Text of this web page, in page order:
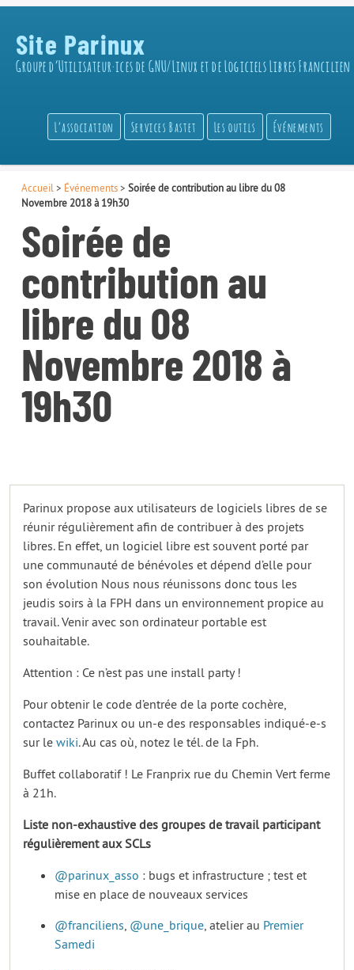
Site Parinux
Groupe d’Utilisateur·ices de GNU/Linux et de Logiciels Libres Francilien
L’association Services Bastet Les outils Événements
Accueil > Événements> Soirée de contribution au libre du 08
Novembre 2018 à 19h30
Soirée de
contribution au
libre du 08
Novembre 2018 à
19h30
Parinux propose aux utilisateurs de logiciels libres de se
réunir régulièrement afin de contribuer à des projets
libres. En effet, un logiciel libre est souvent porté par
une communauté de bénévoles et dépend d’elle pour
son évolution Nous nous réunissons donc tous les
jeudis soirs à la FPH dans un environnement propice au
travail. Venir avec son ordinateur portable est
souhaitable.
Attention : Ce n’est pas une install party !
Pour obtenir le code d’entrée de la porte cochère,
contactez Parinux ou un-e des responsables indiqué-e-s
sur le wiki. Au cas où, notez le tél. de la Fph.
Buffet collaboratif ! Le Franprix rue du Chemin Vert ferme
à 21h.
Liste non-exhaustive des groupes de travail participant
régulièrement aux SCLs
@parinux_asso : bugs et infrastructure ; test et
mise en place de nouveaux services
@franciliens, @une_brique, atelier au Premier
Samedi